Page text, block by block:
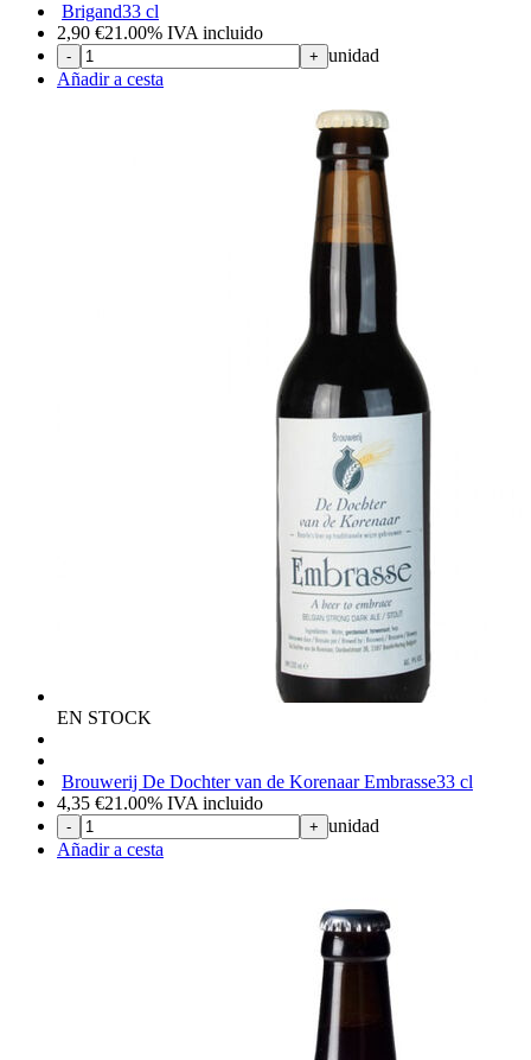
Brigand33 cl
2,90 €21.00% IVA incluido
- + unidad
Añadir a cesta
EN STOCK
Brouwerij De Dochter van de Korenaar Embrasse33 cl
4,35 €21.00% IVA incluido
- + unidad
Añadir a cesta